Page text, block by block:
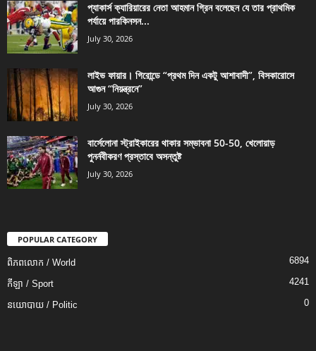
প্যাকার্স ক্যারিয়ারের নেতা আহমান গ্রিন বলেছেন যে তার প্রাথমিক
পর্যায়ে পারকিনসন...
July 30, 2026
লাইভ ফায়ার। গিরোন্ডে “প্রথম দিন একটু আশাবাদী”, বিসকারোসে
আগুন “নিয়ন্ত্রনে”
July 30, 2026
বার্সেলোনা স্ট্রাইকারের থাকার সম্ভাবনা 50-50, খেলোয়াড়
পুনর্নবীকরণ প্রস্তাবে অসন্তুষ্ট
July 30, 2026
POPULAR CATEGORY
ពិភពលោក / World 6894
កីឡា / Sport 4241
នយោបាយ / Politic 0